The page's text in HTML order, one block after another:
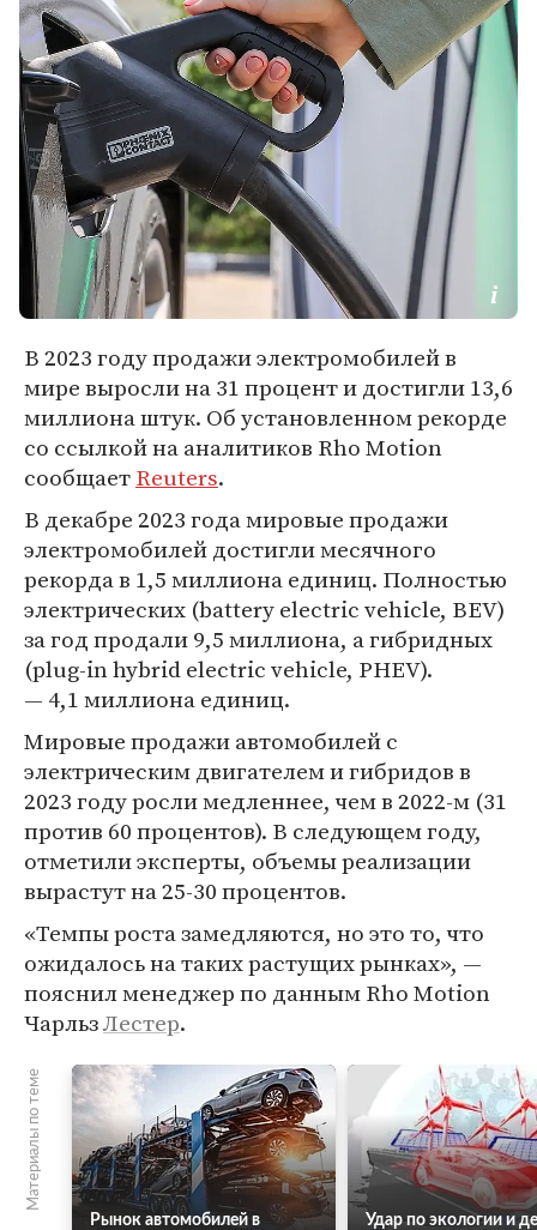
В 2023 году продажи электромобилей в
мире выросли на 31 процент и достигли 13,6
миллиона штук. Об установленном рекорде
со ссылкой на аналитиков Rho Motion
сообщаетReuters.
В декабре 2023 года мировые продажи
электромобилей достигли месячного
рекорда в 1,5 миллиона единиц. Полностью
электрических (battery electric vehicle, BEV)
за год продали 9,5 миллиона, а гибридных
(plug-in hybrid electric vehicle, PHEV).
— 4,1 миллиона единиц.
Мировые продажи автомобилей с
электрическим двигателем и гибридов в
2023 году росли медленнее, чем в 2022-м (31
против 60 процентов). В следующем году,
отметили эксперты, объемы реализации
вырастут на 25-30 процентов.
«Темпы роста замедляются, но это то, что
ожидалось на таких растущих рынках», —
пояснил менеджер по данным Rho Motion
ЧарльзЛестер.
Материалы по теме
Рынок автомобилей в
Удар по экологии и